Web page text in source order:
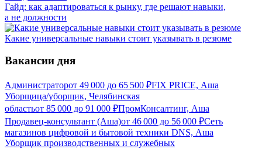
Гайд: как адаптироваться к рынку, где решают навыки,
а не должности
Какие универсальные навыки стоит указывать в резюме
Вакансии дня
Администраторот 49 000 до 65 500 ₽FIX PRICE, Аша
Уборщица/уборщик, Челябинская
областьот 85 000 до 91 000 ₽ПромКонсалтинг, Аша
Продавец-консультант (Аша)от 46 000 до 56 000 ₽Сеть
магазинов цифровой и бытовой техники DNS, Аша
Уборщик производственных и служебных